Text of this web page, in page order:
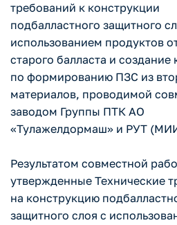
требований к конструкции
подбалластного защитного
использованием продуктов
старого балласта и создание
по формированию ПЗС из
материалов, проводимой
заводом Группы ПТК АО
«Тулажелдормаш» и РУТ
Результатом совместной
утвержденные Технические
на конструкцию
защитного слоя с